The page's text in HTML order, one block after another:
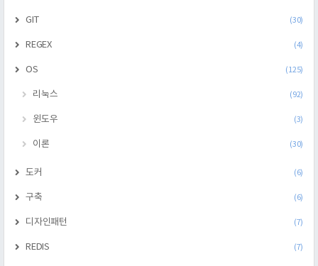
GIT (30)
REGEX (4)
OS (125)
리눅스 (92)
윈도우 (3)
이론 (30)
도커 (6)
구축 (6)
디자인패턴 (7)
REDIS (7)